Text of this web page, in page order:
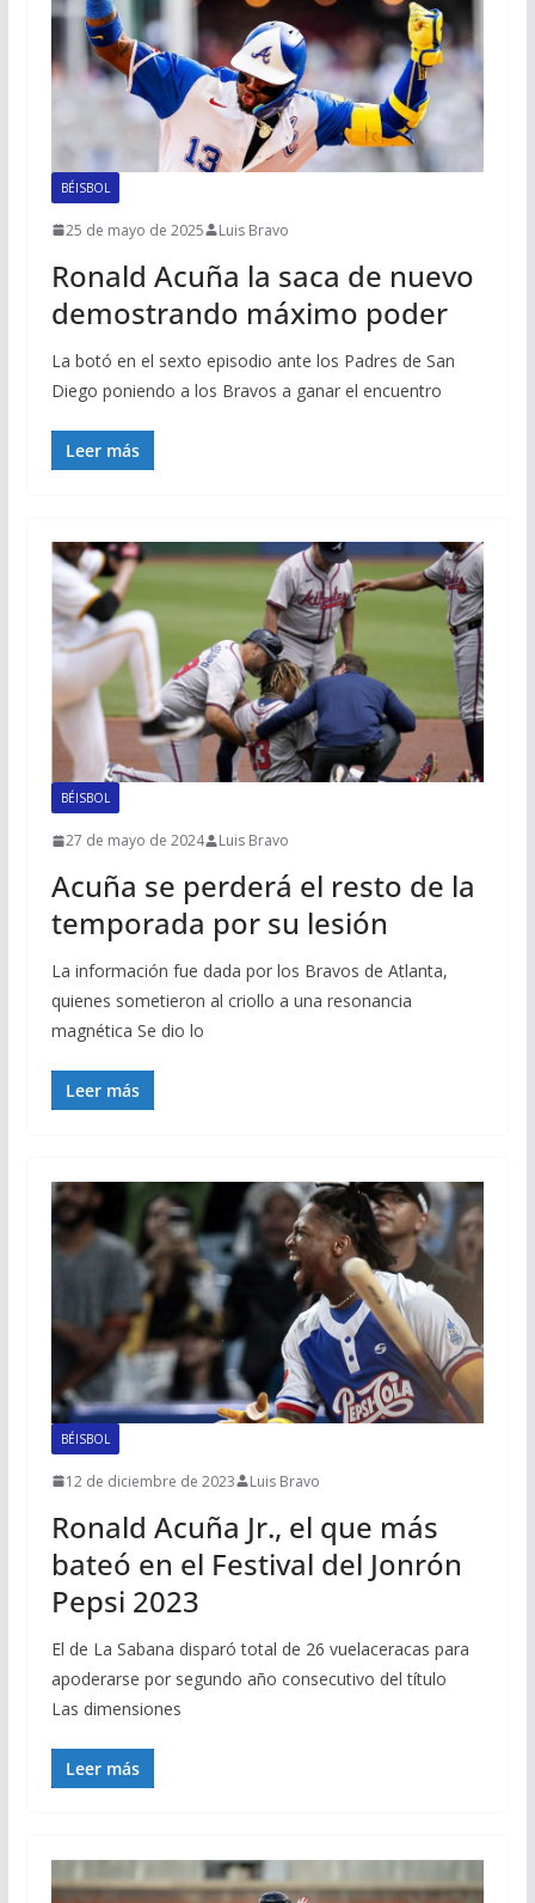
BÉISBOL
25 de mayo de 2025 Luis Bravo
Ronald Acuña la saca de nuevo
demostrando máximo poder
La botó en el sexto episodio ante los Padres de San
Diego poniendo a los Bravos a ganar el encuentro
Leer más
BÉISBOL
27 de mayo de 2024 Luis Bravo
Acuña se perderá el resto de la
temporada por su lesión
La información fue dada por los Bravos de Atlanta,
quienes sometieron al criollo a una resonancia
magnética Se dio lo
Leer más
BÉISBOL
12 de diciembre de 2023 Luis Bravo
Ronald Acuña Jr., el que más
bateó en el Festival del Jonrón
Pepsi 2023
El de La Sabana disparó total de 26 vuelaceracas para
apoderarse por segundo año consecutivo del título
Las dimensiones
Leer más